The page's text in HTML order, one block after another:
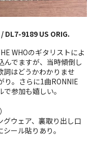
DL7-9189 US ORIG.
WHOのギタリストによ
んでますが、当時傾倒し
詞はどうかわかりませ
り。さらに1曲RONNIE
参加も嬉しい。
グウェア、裏取り出し口
ール貼りあり。